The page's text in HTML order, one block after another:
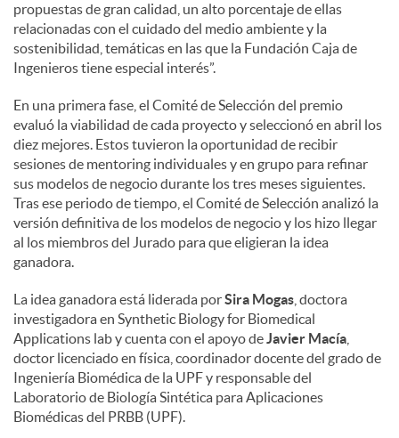
propuestas de gran calidad, un alto porcentaje de ellas
relacionadas con el cuidado del medio ambiente y la
sostenibilidad, temáticas en las que la Fundación Caja de
Ingenieros tiene especial interés”.
En una primera fase, el Comité de Selección del premio
evaluó la viabilidad de cada proyecto y seleccionó en abril los
diez mejores. Estos tuvieron la oportunidad de recibir
sesiones de mentoring individuales y en grupo para refinar
sus modelos de negocio durante los tres meses siguientes.
Tras ese periodo de tiempo, el Comité de Selección analizó la
versión definitiva de los modelos de negocio y los hizo llegar
al los miembros del Jurado para que eligieran la idea
ganadora.
La idea ganadora está liderada porSira Mogas , doctora
investigadora en Synthetic Biology for Biomedical
Applications lab y cuenta con el apoyo deJavier Macía
doctor licenciado en física, coordinador docente del grado de
Ingeniería Biomédica de la UPF y responsable del
Laboratorio de Biología Sintética para Aplicaciones
Biomédicas del PRBB (UPF).